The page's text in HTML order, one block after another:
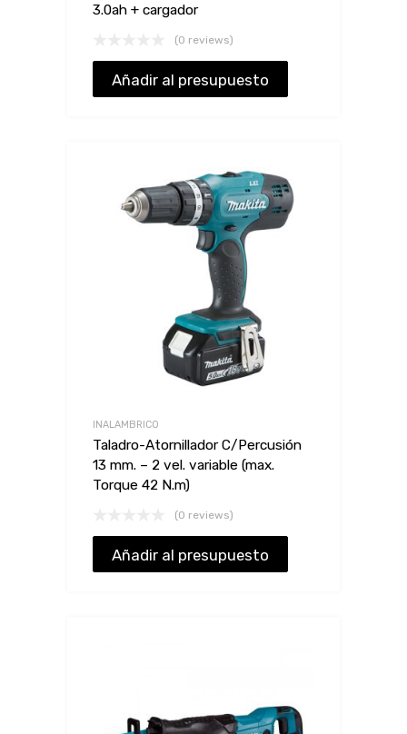
3.0ah + cargador
(0 reviews)
Añadir al presupuesto
INALAMBRICO
Taladro-Atornillador C/Percusión
13 mm. – 2 vel. variable (max.
Torque 42 N.m)
(0 reviews)
Añadir al presupuesto